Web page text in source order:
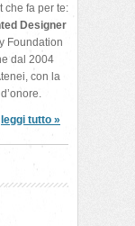
che fa per te:
Designer
Foundation
dal 2004
con la
leggi tutto »